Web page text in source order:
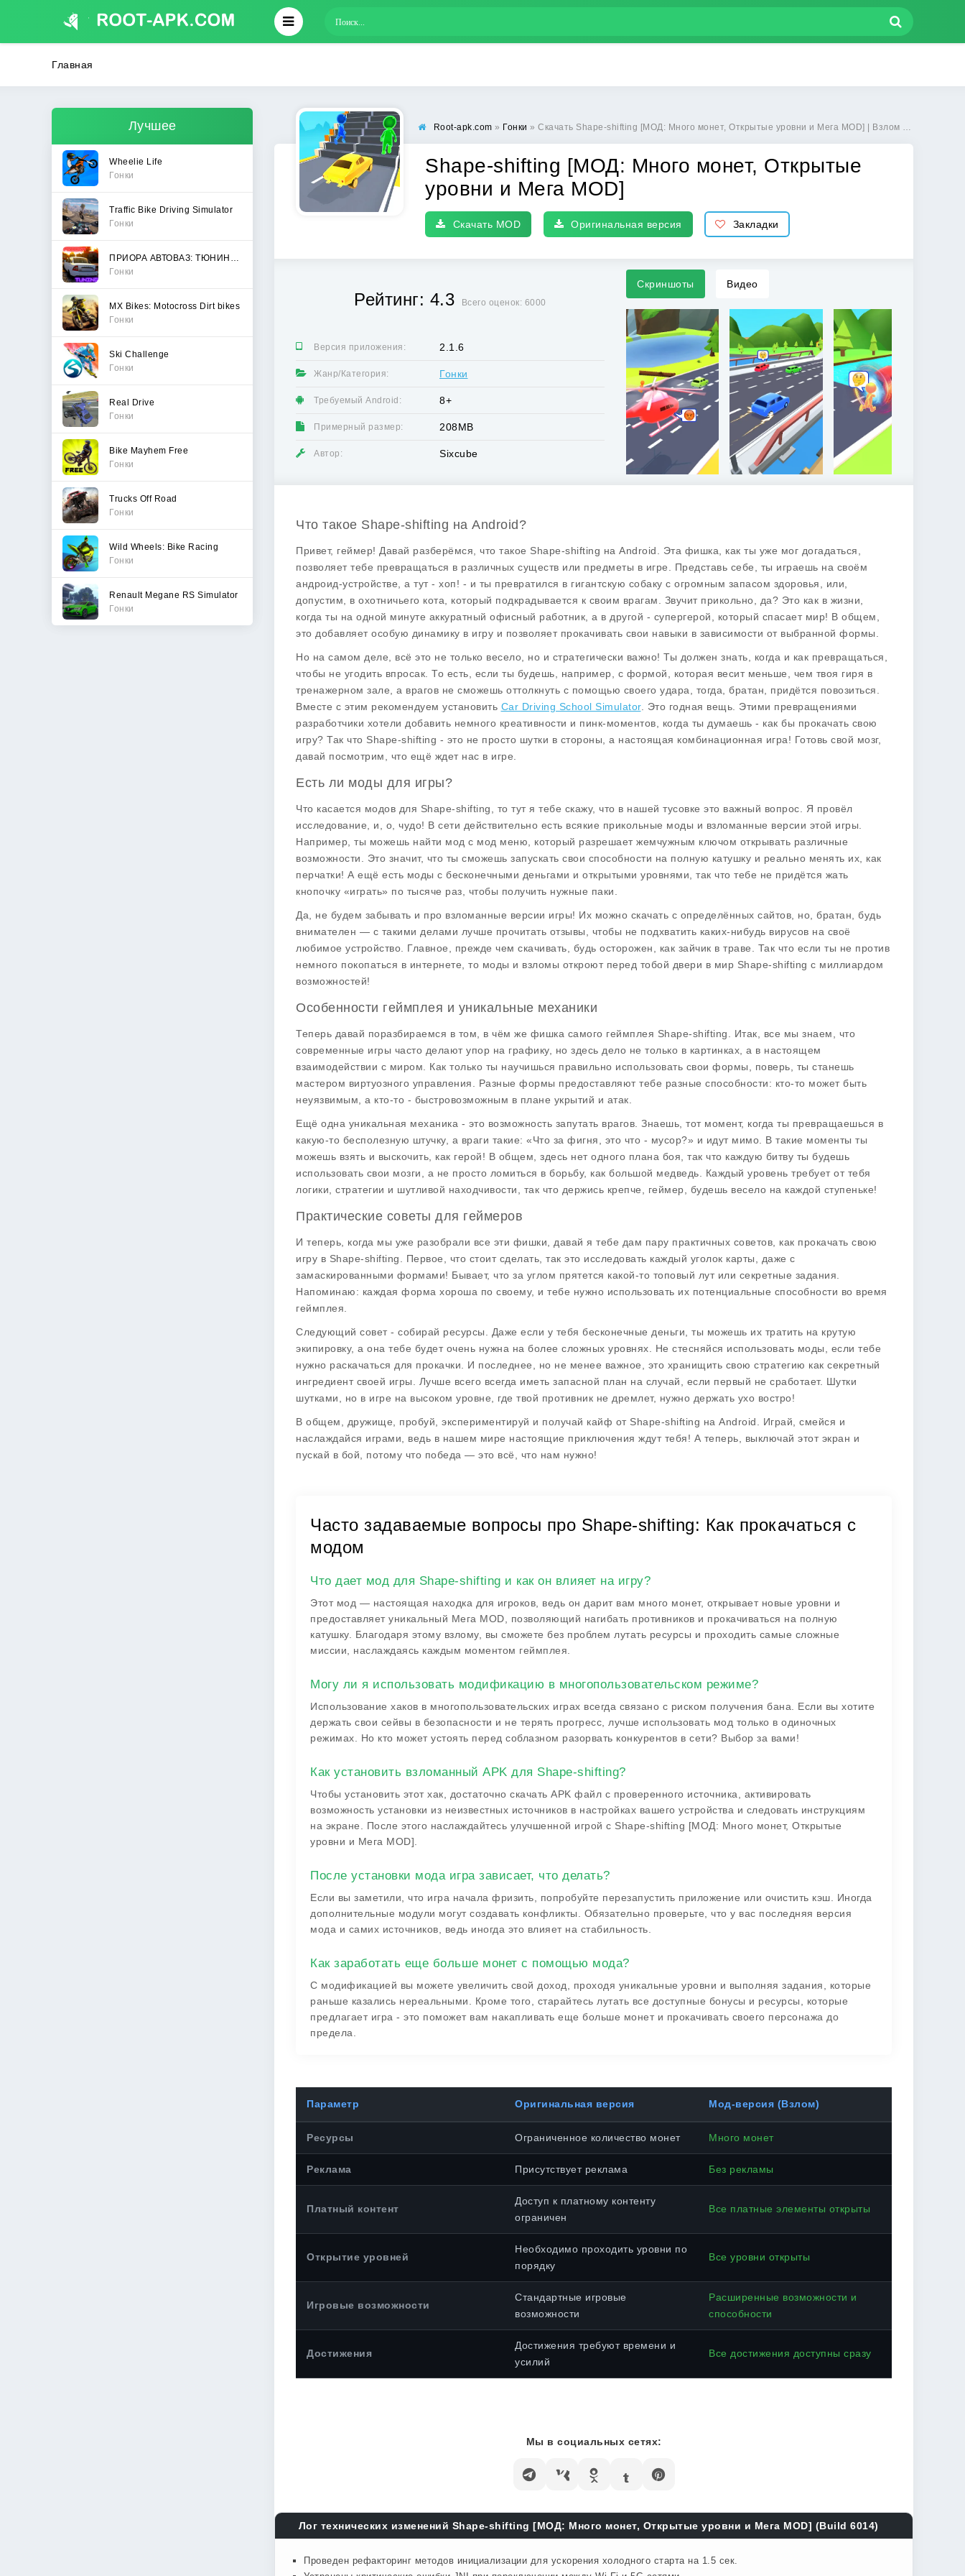
Главная
Лучшее
Wheelie Life
Гонки
Traffic Bike Driving Simulator
Гонки
Гонки
MX Bikes: Motocross Dirt bikes
Гонки
Ski Challenge
Гонки
Real Drive
Гонки
Bike Mayhem Free
Гонки
Trucks Off Road
Гонки
Wild Wheels: Bike Racing
Гонки
Renault Megane RS Simulator
Гонки
Root-apk.com » Гонки » Скачать Shape-shifting [МОД: Много монет, Открытые уровни и Мега MOD] | Взлом Shape-shifting на Андроид
Shape-shifting [МОД: Много монет, Открытые
уровни и Мега MOD]
Скачать MOD Оригинальная версия Закладки
Рейтинг: 4.3 Всего оценок: 6000
Версия приложения: 2.1.6
Жанр/Категория: Гонки
Требуемый Android: 8+
Примерный размер: 208MB
Автор: Sixcube
Скриншоты Видео
Что такое Shape-shifting на Android?
Привет, геймер! Давай разберёмся, что такое Shape-shifting на Android. Эта фишка, как ты уже мог догадаться,
позволяет тебе превращаться в различных существ или предметы в игре. Представь себе, ты играешь на своём
андроид-устройстве, а тут - хоп! - и ты превратился в гигантскую собаку с огромным запасом здоровья, или,
допустим, в охотничьего кота, который подкрадывается к своим врагам. Звучит прикольно, да? Это как в жизни,
когда ты на одной минуте аккуратный офисный работник, а в другой - супергерой, который спасает мир! В общем,
это добавляет особую динамику в игру и позволяет прокачивать свои навыки в зависимости от выбранной формы.
Но на самом деле, всё это не только весело, но и стратегически важно! Ты должен знать, когда и как превращаться,
чтобы не угодить впросак. То есть, если ты будешь, например, с формой, которая весит меньше, чем твоя гиря в
тренажерном зале, а врагов не сможешь оттолкнуть с помощью своего удара, тогда, братан, придётся повозиться.
Вместе с этим рекомендуем установить Car Driving School Simulator. Это годная вещь. Этими превращениями
разработчики хотели добавить немного креативности и пинк-моментов, когда ты думаешь - как бы прокачать свою
игру? Так что Shape-shifting - это не просто шутки в стороны, а настоящая комбинационная игра! Готовь свой мозг,
давай посмотрим, что ещё ждет нас в игре.
Есть ли моды для игры?
Что касается модов для Shape-shifting, то тут я тебе скажу, что в нашей тусовке это важный вопрос. Я провёл
исследование, и, о, чудо! В сети действительно есть всякие прикольные моды и взломанные версии этой игры.
Например, ты можешь найти мод с мод меню , который разрешает жемчужным ключом открывать различные
возможности. Это значит, что ты сможешь запускать свои способности на полную катушку и реально менять их, как
перчатки! А ещё есть моды с бесконечными деньгами и открытыми уровнями , так что тебе не придётся жать
кнопочку «играть» по тысяче раз, чтобы получить нужные паки.
Да, не будем забывать и про взломанные версии игры! Их можно скачать с определённых сайтов, но, братан, будь
внимателен — с такими делами лучше прочитать отзывы, чтобы не подхватить каких-нибудь вирусов на своё
любимое устройство. Главное, прежде чем скачивать, будь осторожен, как зайчик в траве. Так что если ты не против
немного покопаться в интернете, то моды и взломы откроют перед тобой двери в мир Shape-shifting с миллиардом
возможностей!
Особенности геймплея и уникальные механики
Теперь давай поразбираемся в том, в чём же фишка самого геймплея Shape-shifting. Итак, все мы знаем, что
современные игры часто делают упор на графику, но здесь дело не только в картинках, а в настоящем
взаимодействии с миром. Как только ты научишься правильно использовать свои формы, поверь, ты станешь
мастером виртуозного управления. Разные формы предоставляют тебе разные способности: кто-то может быть
неуязвимым, а кто-то - быстровозможным в плане укрытий и атак.
Ещё одна уникальная механика - это возможность запутать врагов. Знаешь, тот момент, когда ты превращаешься в
какую-то бесполезную штучку, а враги такие: «Что за фигня, это что - мусор?» и идут мимо. В такие моменты ты
можешь взять и выскочить, как герой! В общем, здесь нет одного плана боя, так что каждую битву ты будешь
использовать свои мозги, а не просто ломиться в борьбу, как большой медведь. Каждый уровень требует от тебя
логики, стратегии и шутливой находчивости, так что держись крепче, геймер, будешь весело на каждой ступеньке!
Практические советы для геймеров
И теперь, когда мы уже разобрали все эти фишки, давай я тебе дам пару практичных советов, как прокачать свою
игру в Shape-shifting . Первое, что стоит сделать, так это исследовать каждый уголок карты, даже с
замаскированными формами! Бывает, что за углом прятется какой-то топовый лут или секретные задания.
Напоминаю: каждая форма хороша по своему, и тебе нужно использовать их потенциальные способности во время
геймплея.
Следующий совет - собирай ресурсы. Даже если у тебя бесконечные деньги, ты можешь их тратить на крутую
экипировку, а она тебе будет очень нужна на более сложных уровнях. Не стесняйся использовать моды, если тебе
нужно раскачаться для прокачки. И последнее, но не менее важное, это хранищить свою стратегию как секретный
ингредиент своей игры. Лучше всего всегда иметь запасной план на случай, если первый не сработает. Шутки
шутками, но в игре на высоком уровне, где твой противник не дремлет, нужно держать ухо востро!
В общем, дружище, пробуй, экспериментируй и получай кайф от Shape-shifting на Android. Играй, смейся и
наслаждайся играми, ведь в нашем мире настоящие приключения ждут тебя! А теперь, выключай этот экран и
пускай в бой, потому что победа — это всё, что нам нужно!
Часто задаваемые вопросы про Shape-shifting: Как прокачаться с
модом
Что дает мод для Shape-shifting и как он влияет на игру?
Этот мод — настоящая находка для игроков, ведь он дарит вам много монет, открывает новые уровни и
предоставляет уникальный Мега MOD, позволяющий нагибать противников и прокачиваться на полную
катушку. Благодаря этому взлому, вы сможете без проблем лутать ресурсы и проходить самые сложные
миссии, наслаждаясь каждым моментом геймплея.
Могу ли я использовать модификацию в многопользовательском режиме?
Использование хаков в многопользовательских играх всегда связано с риском получения бана. Если вы хотите
держать свои сейвы в безопасности и не терять прогресс, лучше использовать мод только в одиночных
режимах. Но кто может устоять перед соблазном разорвать конкурентов в сети? Выбор за вами!
Как установить взломанный APK для Shape-shifting?
Чтобы установить этот хак, достаточно скачать APK файл с проверенного источника, активировать
возможность установки из неизвестных источников в настройках вашего устройства и следовать инструкциям
на экране. После этого наслаждайтесь улучшенной игрой с Shape-shifting [МОД: Много монет, Открытые
уровни и Мега MOD].
После установки мода игра зависает, что делать?
Если вы заметили, что игра начала фризить, попробуйте перезапустить приложение или очистить кэш. Иногда
дополнительные модули могут создавать конфликты. Обязательно проверьте, что у вас последняя версия
мода и самих источников, ведь иногда это влияет на стабильность.
Как заработать еще больше монет с помощью мода?
С модификацией вы можете увеличить свой доход, проходя уникальные уровни и выполняя задания, которые
раньше казались нереальными. Кроме того, старайтесь лутать все доступные бонусы и ресурсы, которые
предлагает игра - это поможет вам накапливать еще больше монет и прокачивать своего персонажа до
предела.
Параметр Оригинальная версия Мод-версия (Взлом)
Ресурсы Ограниченное количество монет Много монет
Реклама Присутствует реклама Без рекламы
Платный контент
Доступ к платному контенту
ограничен
Все платные элементы открыты
Открытие уровней
Необходимо проходить уровни по
порядку
Все уровни открыты
Игровые возможности
Стандартные игровые
возможности
Расширенные возможности и
способности
Достижения
Достижения требуют времени и
усилий
Все достижения доступны сразу
Мы в социальных сетях:
Лог технических изменений Shape-shifting [МОД: Много монет, Открытые уровни и Мега MOD] (Build 6014)
Проведен рефакторинг методов инициализации для ускорения холодного старта на 1.5 сек.